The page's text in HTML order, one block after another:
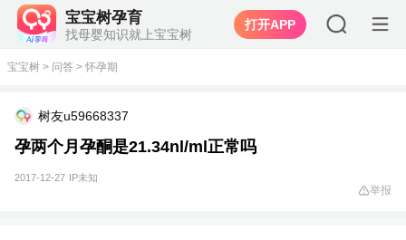
宝宝树孕育
找母婴知识就上宝宝树
打开APP
宝宝树 > 问答 > 怀孕期
树友u59668337
孕两个月孕酮是21.34nl/ml正常吗
2017-12-27 IP未知
举报